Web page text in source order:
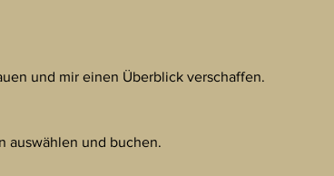
und mir einen Überblick verschaffen.
auswählen und buchen.